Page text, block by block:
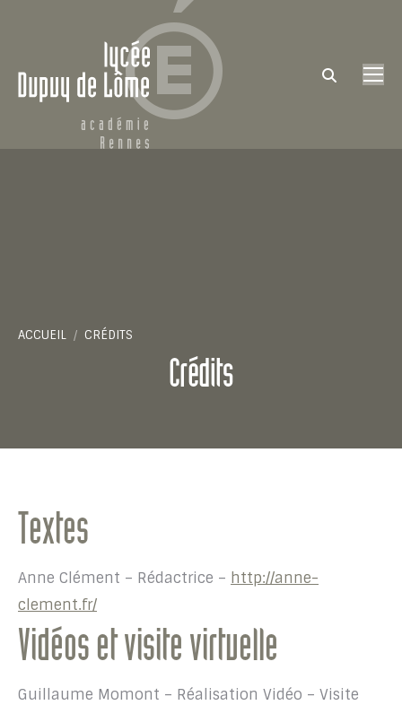
Search:
Vous êtes ici :
ACCUEIL CRÉDITS
Crédits
Textes
Anne Clément – Rédactrice – http://anne-
clement.fr/
Vidéos et visite virtuelle
Guillaume Momont – Réalisation Vidéo – Visite